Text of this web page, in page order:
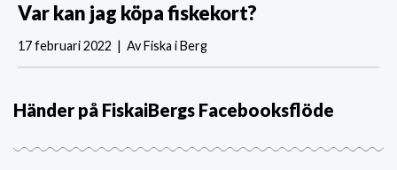
Var kan jag köpa fiskekort?
17 februari 2022 | Av Fiska i Berg
Händer på FiskaiBergs Facebooksflöde